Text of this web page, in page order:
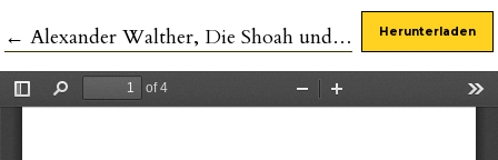
← Zu Artikeldetails zurückkehren
Alexander Walther, Die Shoah und die DDR. Akteure und Aushandlungen im Antifaschismus Herunterladen